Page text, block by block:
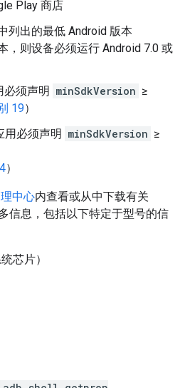
Play 商店
列出的最低 Android 版本
，则设备必须运行 Android 7.0 或
必须声明 minSdkVersion ≥
19）
用必须声明 minSdkVersion ≥
）
中心内查看或从中下载有关
信息，包括以下特定于型号的信
芯片）